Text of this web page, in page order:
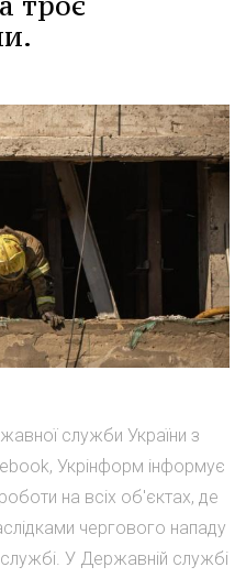
служби України з
Укрінформ інформує
на всіх об'єктах, де
чергового нападу
У Державній службі